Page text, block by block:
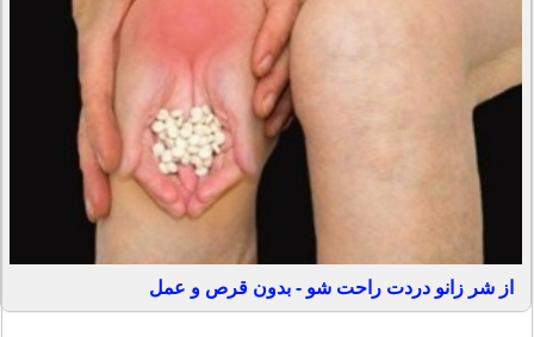
از شر زانو دردت راحت شو - بدون قرص و عمل